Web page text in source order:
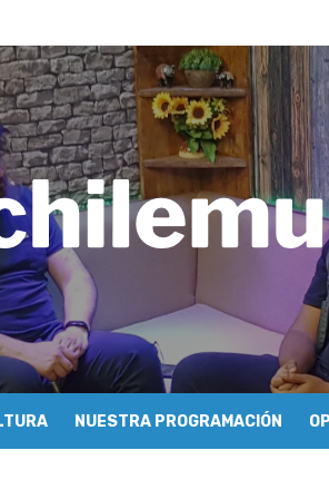
y floricultura con María Lina
inician la construcción participativa del
a sus finalistas en su segunda
03: lessons on flight – Cecilia Araneda
celebra 50 años de carrera en Pichilemu
frontal en Pichilemu junto al alcalde
suscriben convenio para esterilización
Primaria fortalecen alianza para
se refieren a cuestionamientos al CFT
como la ciudad con la conexión a
NUESTRA PROGRAMACIÓN